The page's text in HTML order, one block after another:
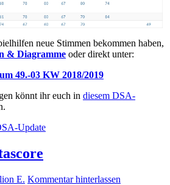
neue Stimmen bekommen haben,
& Diagramme oder direkt unter:
49.-03 KW 2018/2019
könnt ihr euch in diesem DSA-
Update
E. Kommentar hinterlassen